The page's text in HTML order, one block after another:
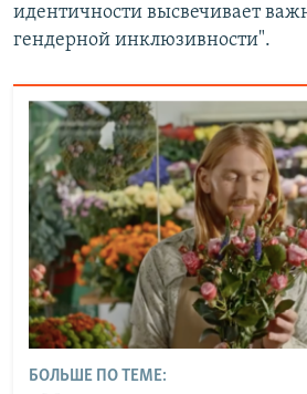
идентичности высвечивает
гендерной инклюзивности".
БОЛЬШЕ ПО ТЕМЕ: